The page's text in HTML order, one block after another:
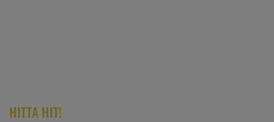
HITTA HIT!